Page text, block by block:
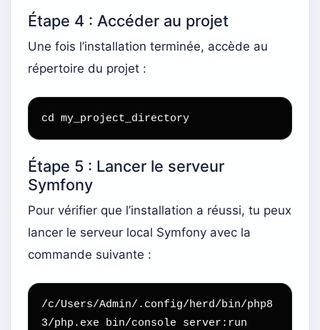
Étape 4 : Accéder au projet
Une fois l’installation terminée, accède au
répertoire du projet :
cd my_project_directory
Étape 5 : Lancer le serveur
Symfony
Pour vérifier que l’installation a réussi, tu peux
lancer le serveur local Symfony avec la
commande suivante :
/c/Users/Admin/.config/herd/bin/php8
3/php.exe bin/console server:run